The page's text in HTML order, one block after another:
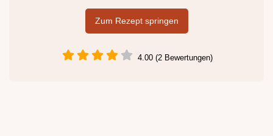
Zum Rezept springen
4.00 (2 Bewertungen)